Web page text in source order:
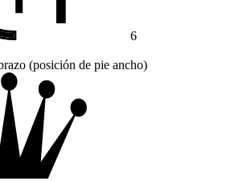
6
(posición de pie ancho)